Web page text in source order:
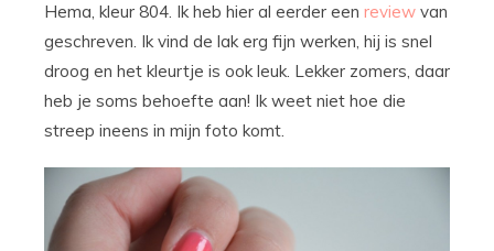
Hema, kleur 804. Ik heb hier al eerder een review van
geschreven. Ik vind de lak erg fijn werken, hij is snel
droog en het kleurtje is ook leuk. Lekker zomers, daar
heb je soms behoefte aan! Ik weet niet hoe die
streep ineens in mijn foto komt.